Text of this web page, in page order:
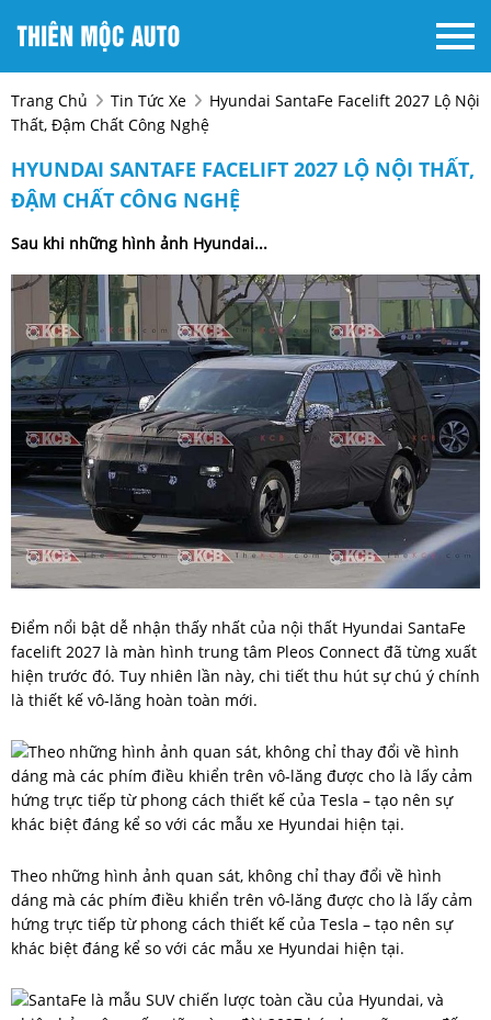
Trang Chủ Tin Tức Xe
Hyundai SantaFe Facelift 2027 Lộ Nội
Thất, Đậm Chất Công Nghệ
HYUNDAI SANTAFE FACELIFT 2027 LỘ NỘI THẤT,
ĐẬM CHẤT CÔNG NGHỆ
Sau khi những hình ảnh Hyundai...
Điểm nổi bật dễ nhận thấy nhất của nội thất Hyundai SantaFe
facelift 2027 là màn hình trung tâm Pleos Connect đã từng xuất
hiện trước đó. Tuy nhiên lần này, chi tiết thu hút sự chú ý chính
là thiết kế vô-lăng hoàn toàn mới.
Theo những hình ảnh quan sát, không chỉ thay đổi về hình
dáng mà các phím điều khiển trên vô-lăng được cho là lấy cảm
hứng trực tiếp từ phong cách thiết kế của Tesla – tạo nên sự
khác biệt đáng kể so với các mẫu xe Hyundai hiện tại.